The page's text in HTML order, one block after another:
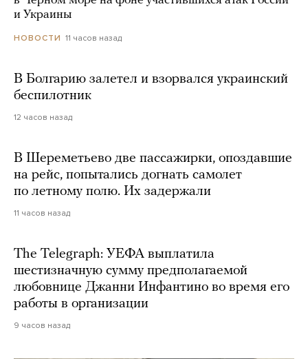
и Украины
НОВОСТИ 11 часов назад
В Болгарию залетел и взорвался украинский
беспилотник
12 часов назад
В Шереметьево две пассажирки, опоздавшие
на рейс, попытались догнать самолет
по летному полю. Их задержали
11 часов назад
The Telegraph: УЕФА выплатила
шестизначную сумму предполагаемой
любовнице Джанни Инфантино во время его
работы в организации
9 часов назад